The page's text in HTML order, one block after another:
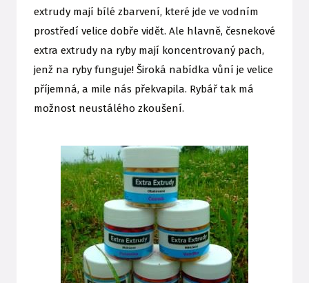
extrudy mají bílé zbarvení, které jde ve vodním
prostředí velice dobře vidět. Ale hlavně, česnekové
extra extrudy na ryby mají koncentrovaný pach,
jenž na ryby funguje! Široká nabídka vůní je velice
příjemná, a mile nás překvapila. Rybář tak má
možnost neustálého zkoušení.